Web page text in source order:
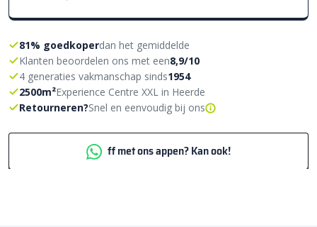
81% goedkoperdan het gemiddelde
Klanten beoordelen ons met een8,9/10
4 generaties vakmanschap sinds1954
2500m²Experience Centre XXL in Heerde
Retourneren?Snel en eenvoudig bij ons
ff met ons appen? Kan ook!